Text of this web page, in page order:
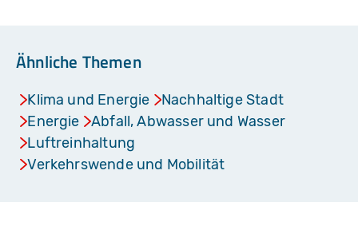
Ähnliche Themen
Klima und Energie
Nachhaltige Stadt
Energie
Abfall, Abwasser und Wasser
Luftreinhaltung
Verkehrswende und Mobilität